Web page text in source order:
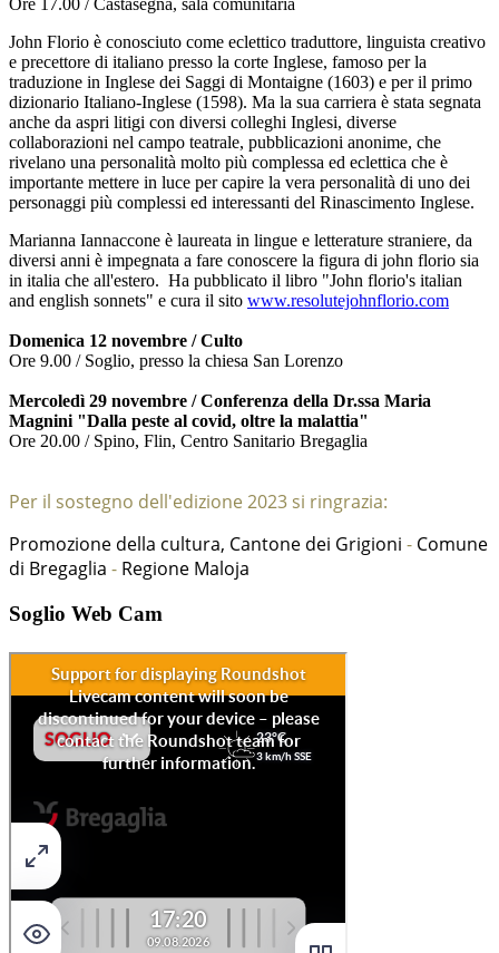
Ore 17.00 / Castasegna, sala comunitaria
John Florio è conosciuto come eclettico traduttore, linguista creativo
e precettore di italiano presso la corte Inglese, famoso per la
traduzione in Inglese dei Saggi di Montaigne (1603) e per il primo
dizionario Italiano-Inglese (1598). Ma la sua carriera è stata segnata
anche da aspri litigi con diversi colleghi Inglesi, diverse
collaborazioni nel campo teatrale, pubblicazioni anonime, che
rivelano una personalità molto più complessa ed eclettica che è
importante mettere in luce per capire la vera personalità di uno dei
personaggi più complessi ed interessanti del Rinascimento Inglese.
Marianna Iannaccone è laureata in lingue e letterature straniere, da
diversi anni è impegnata a fare conoscere la figura di john florio sia
in italia che all'estero. Ha pubblicato il libro "John florio's italian
and english sonnets" e cura il sito www.resolutejohnflorio.com
Domenica 12 novembre / Culto
Ore 9.00 / Soglio, presso la chiesa San Lorenzo
Mercoledì 29 novembre / Conferenza della Dr.ssa Maria
Magnini "Dalla peste al covid, oltre la malattia"
Ore 20.00 / Spino, Flin, Centro Sanitario Bregaglia
Per il sostegno dell'edizione 2023 si ringrazia:
Promozione della cultura, Cantone dei Grigioni - Comune
di Bregaglia - Regione Maloja
Soglio Web Cam